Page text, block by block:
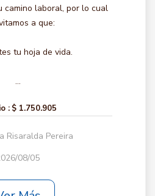
camino laboral, por lo cual
a que:
tu hoja de vida.
...
: $ 1.750.905
Risaralda Pereira
08/05